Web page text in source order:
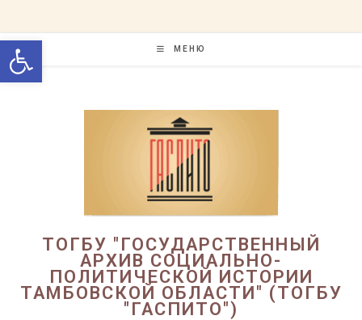
Открыть панель
содержимому
МЕНЮ
ТОГБУ "ГОСУДАРСТВЕННЫЙ
АРХИВ СОЦИАЛЬНО-
ПОЛИТИЧЕСКОЙ ИСТОРИИ
ТАМБОВСКОЙ ОБЛАСТИ" (ТОГБУ
"ГАСПИТО")